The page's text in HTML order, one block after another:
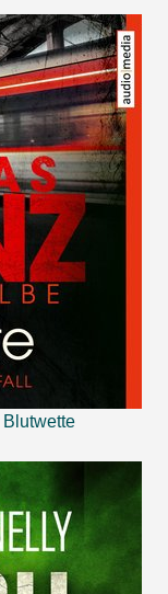
Blutwette